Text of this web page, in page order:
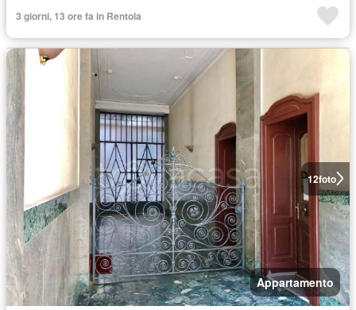
3 giorni, 13 ore fa in Rentola
12foto
Appartamento